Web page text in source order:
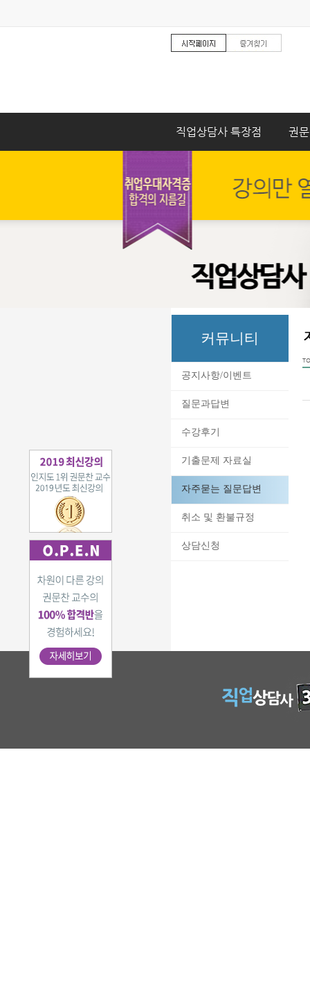
직업상담사 특장점 권
커뮤니티
공지사항/이벤트
질문과답변
수강후기
기출문제 자료실
자주묻는 질문답변
취소 및 환불규정
상담신청